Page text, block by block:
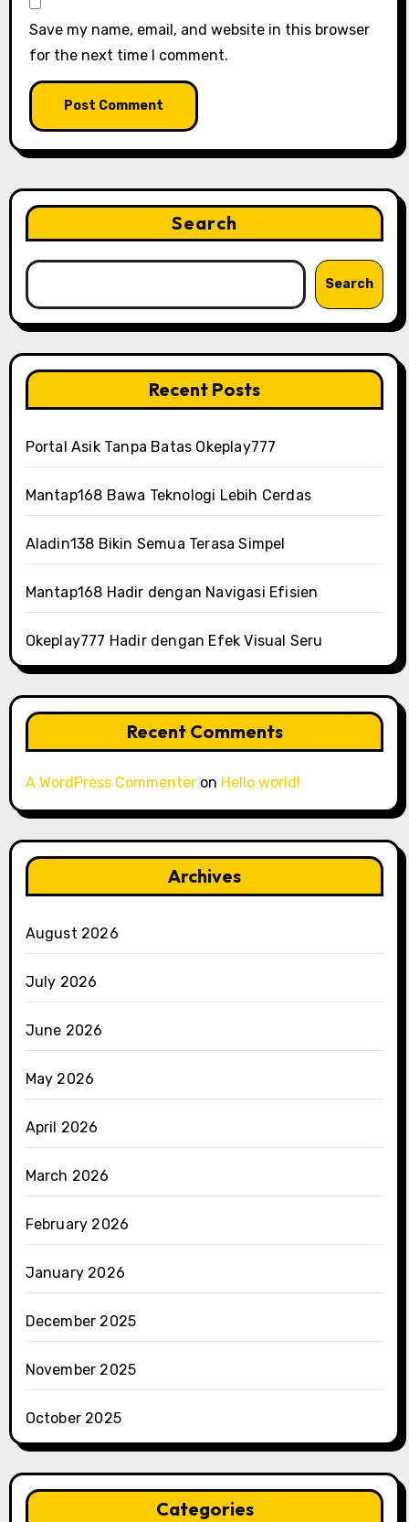
Save my name, email, and website in this browser
for the next time I comment.
Search
Search
Recent Posts
Portal Asik Tanpa Batas Okeplay777
Mantap168 Bawa Teknologi Lebih Cerdas
Aladin138 Bikin Semua Terasa Simpel
Mantap168 Hadir dengan Navigasi Efisien
Okeplay777 Hadir dengan Efek Visual Seru
Recent Comments
A WordPress Commenteron Hello world!
Archives
August 2026
July 2026
June 2026
May 2026
April 2026
March 2026
February 2026
January 2026
December 2025
November 2025
October 2025
Categories